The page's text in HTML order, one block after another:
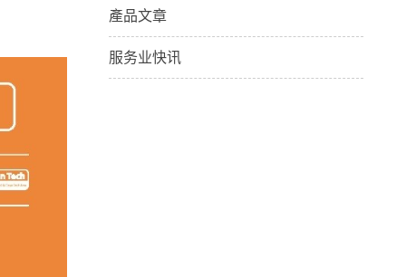
產品文章
服务业快讯